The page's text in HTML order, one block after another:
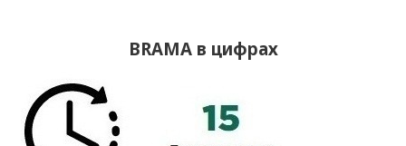
BRAMA в цифрах